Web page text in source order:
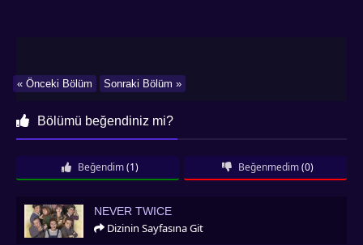
Sonraki Bölüm »
« Önceki Bölüm
Bölümü beğendiniz mi?
Beğendim (1) Beğenmedim (0)
Never Twice
NEVER TWICE
Dizinin Sayfasına Git